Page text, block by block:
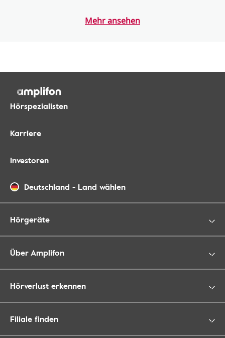
Mehr ansehen
Hörspezialisten
Karriere
Investoren
Deutschland - Land wählen
Hörgeräte
Über Amplifon
Hörverlust erkennen
Filiale finden